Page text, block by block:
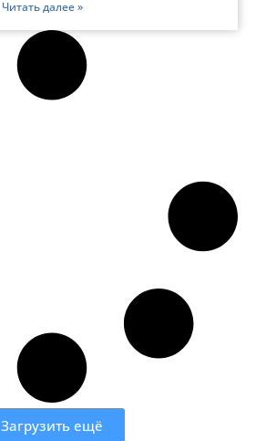
Читать далее »
Загрузить ещё